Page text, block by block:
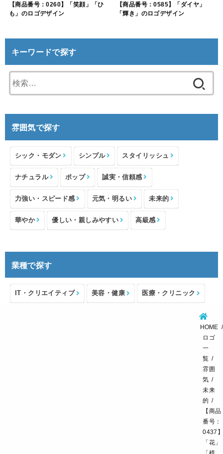
【商品番号：0260】「笑顔」「ひ
も」のロゴデザイン
【商品番号：0585】「ダイヤ」
「輝き」のロゴデザイン
キーワードで探す
索:
雰囲気で探す
シック・モダン シンプル スタイリッシュ
ナチュラル ポップ 誠実・信頼感
力強い・スピード感 元気・明るい 未来的
華やか 優しい・親しみやすい 高級感
業種で探す
IT・クリエイティブ 美容・健康 医療・クリニック
HOME
ロゴ
一
覧
雰囲
気
未来
的
【商品
番号：
0437】
「花」
「模